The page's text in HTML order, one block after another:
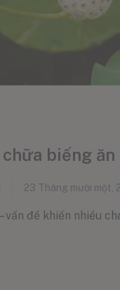
biếng
23 Tháng mười một,
vấn đề khiến nhiều